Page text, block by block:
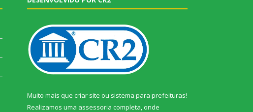
Muito mais que criar site ou sistema para prefeituras!
Realizamos uma assessoria completa, onde